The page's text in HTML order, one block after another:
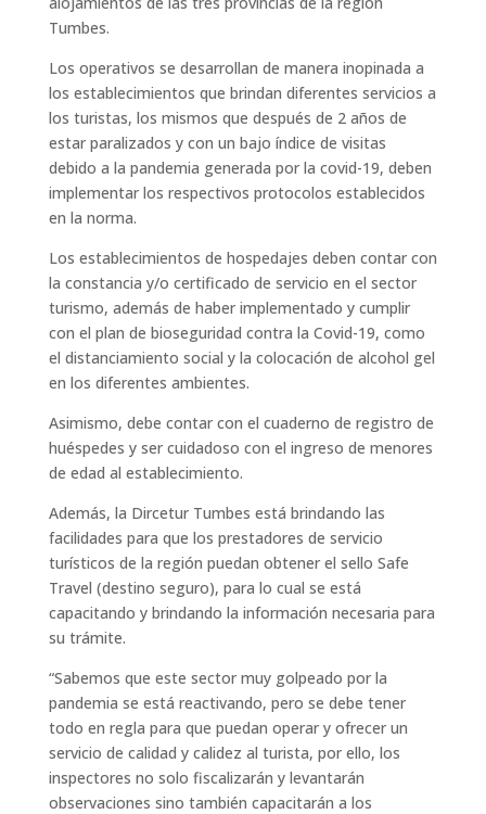
Tumbes.
Los operativos se desarrollan de manera inopinada a
los establecimientos que brindan diferentes servicios a
los turistas, los mismos que después de 2 años de
estar paralizados y con un bajo índice de visitas
debido a la pandemia generada por la covid-19, deben
implementar los respectivos protocolos establecidos
en la norma.
Los establecimientos de hospedajes deben contar con
la constancia y/o certificado de servicio en el sector
turismo, además de haber implementado y cumplir
con el plan de bioseguridad contra la Covid-19, como
el distanciamiento social y la colocación de alcohol gel
en los diferentes ambientes.
Asimismo, debe contar con el cuaderno de registro de
huéspedes y ser cuidadoso con el ingreso de menores
de edad al establecimiento.
Además, la Dircetur Tumbes está brindando las
facilidades para que los prestadores de servicio
turísticos de la región puedan obtener el sello Safe
Travel (destino seguro), para lo cual se está
capacitando y brindando la información necesaria para
su trámite.
“Sabemos que este sector muy golpeado por la
pandemia se está reactivando, pero se debe tener
todo en regla para que puedan operar y ofrecer un
servicio de calidad y calidez al turista, por ello, los
inspectores no solo fiscalizarán y levantarán
observaciones sino también capacitarán a los